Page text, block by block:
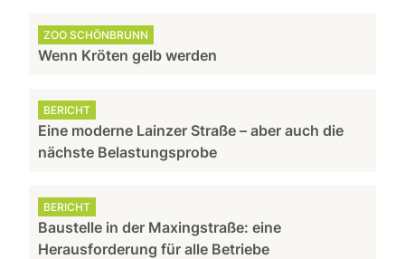
ZOO SCHÖNBRUNN
Wenn Kröten gelb werden
BERICHT
Eine moderne Lainzer Straße – aber auch die
nächste Belastungsprobe
BERICHT
Baustelle in der Maxingstraße: eine
Herausforderung für alle Betriebe